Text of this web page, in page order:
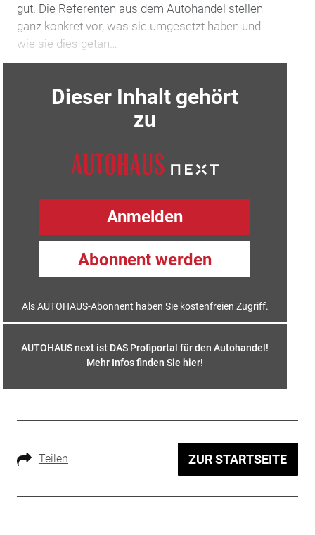
gut. Die Referenten aus dem Autohandel stellen
ganz konkret vor, was sie umgesetzt haben und
wie sie dies getan…
Dieser Inhalt gehört
zu
Anmelden
Abonnent werden
Als AUTOHAUS-Abonnent haben Sie kostenfreien Zugriff.
AUTOHAUS next ist DAS Profiportal für den Autohandel!
Mehr Infos finden Sie hier!
Teilen ZUR STARTSEITE